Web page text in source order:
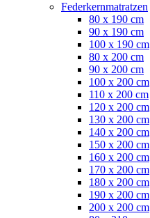
Federkernmatratzen
80 x 190 cm
90 x 190 cm
100 x 190 cm
80 x 200 cm
90 x 200 cm
100 x 200 cm
110 x 200 cm
120 x 200 cm
130 x 200 cm
140 x 200 cm
150 x 200 cm
160 x 200 cm
170 x 200 cm
180 x 200 cm
190 x 200 cm
200 x 200 cm